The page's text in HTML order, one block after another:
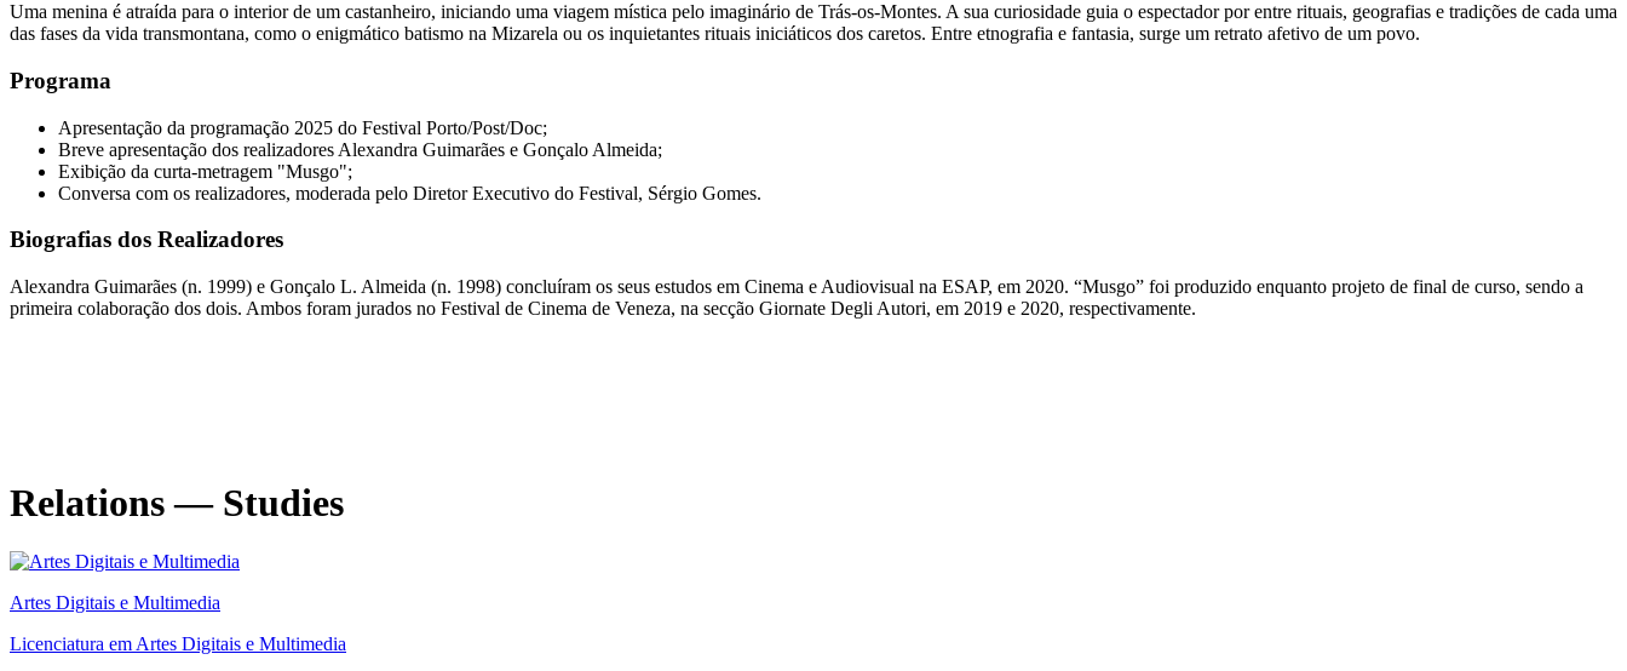
Uma menina é atraída para o interior de um castanheiro, iniciando uma viagem mística pelo imaginário de Trás-os-Montes. A sua curiosidade guia o espectador por entre rituais, geografias e tradições de cada uma
das fases da vida transmontana, como o enigmático batismo na Mizarela ou os inquietantes rituais iniciáticos dos caretos. Entre etnografia e fantasia, surge um retrato afetivo de um povo.
Programa
Apresentação da programação 2025 do Festival Porto/Post/Doc;
Breve apresentação dos realizadores Alexandra Guimarães e Gonçalo Almeida;
Exibição da curta-metragem "Musgo";
Conversa com os realizadores, moderada pelo Diretor Executivo do Festival, Sérgio Gomes.
Biografias dos Realizadores
Alexandra Guimarães (n. 1999) e Gonçalo L. Almeida (n. 1998) concluíram os seus estudos em Cinema e Audiovisual na ESAP, em 2020. “Musgo” foi produzido enquanto projeto de final de curso, sendo a
primeira colaboração dos dois. Ambos foram jurados no Festival de Cinema de Veneza, na secção Giornate Degli Autori, em 2019 e 2020, respectivamente.
Relations — Studies
Artes Digitais e Multimedia
Licenciatura em Artes Digitais e Multimedia